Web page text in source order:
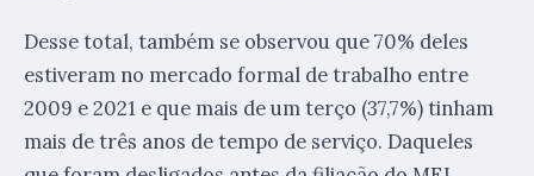
Desse total, também se observou que 70% deles
estiveram no mercado formal de trabalho entre
2009 e 2021 e que mais de um terço (37,7%) tinham
mais de três anos de tempo de serviço. Daqueles